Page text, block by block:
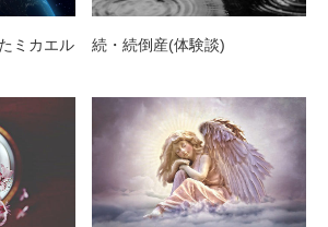
ミカエル
続・続倒産(体験談)